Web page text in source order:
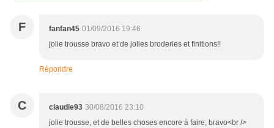
F fanfan45 01/09/2016 19:46
jolie trousse bravo et de jolies broderies et finitions!!
Répondre
C claudie93 30/08/2016 23:10
jolie trousse, et de belles choses encore à faire, bravo<br />